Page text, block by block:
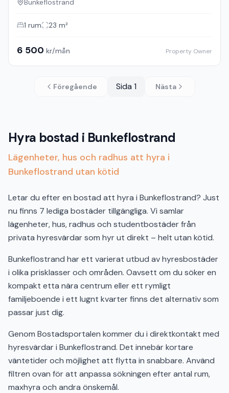
1 rum 23 m²
6 500 kr/mån Property Owner
Föregående Sida 1 Nästa
Hyra bostad i Bunkeflostrand
Lägenheter, hus och radhus att hyra i
Bunkeflostrand utan kötid
Letar du efter en bostad att hyra i Bunkeflostrand? Just
nu finns 7 lediga bostäder tillgängliga. Vi samlar
lägenheter, hus, radhus och studentbostäder från
privata hyresvärdar som hyr ut direkt – helt utan kötid.
Bunkeflostrand har ett varierat utbud av hyresbostäder
i olika prisklasser och områden. Oavsett om du söker en
kompakt etta nära centrum eller ett rymligt
familjeboende i ett lugnt kvarter finns det alternativ som
passar just dig.
Genom Bostadsportalen kommer du i direktkontakt med
hyresvärdar i Bunkeflostrand. Det innebär kortare
väntetider och möjlighet att flytta in snabbare. Använd
filtren ovan för att anpassa sökningen efter antal rum,
maxhyra och andra önskemål.